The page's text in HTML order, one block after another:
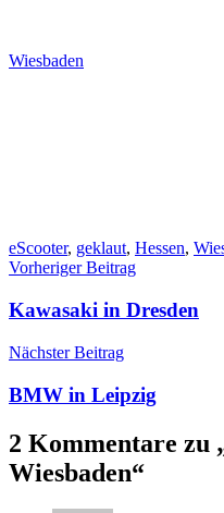
Wiesbaden
eScooter, geklaut, Hessen,
Beitragsnavigation
Vorheriger Beitrag
Kawasaki in Dresden
Nächster Beitrag
BMW in Leipzig
2 Kommentare zu
Wiesbaden“